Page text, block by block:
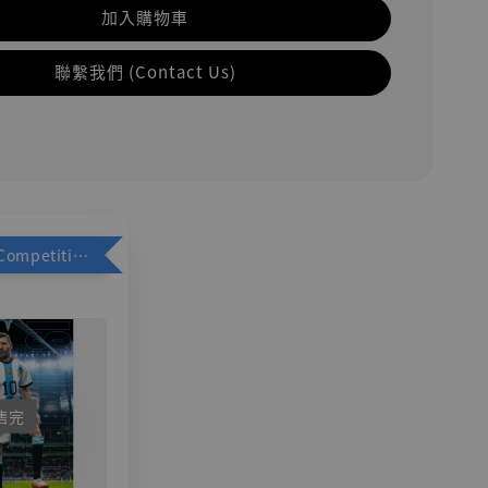
加入購物車
聯繫我們 (Contact Us)
加購優惠【Competitive Toys 梅西 [CM001]】
完